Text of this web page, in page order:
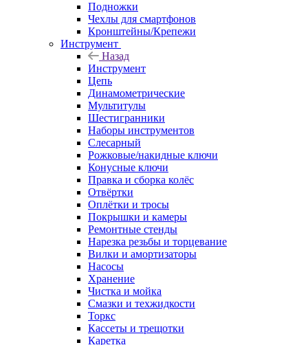
Подножки
Чехлы для смартфонов
Кронштейны/Крепежи
Инструмент
Назад
Инструмент
Цепь
Динамометрические
Мультитулы
Шестигранники
Наборы инструментов
Слесарный
Рожковые/накидные ключи
Конусные ключи
Правка и сборка колёс
Отвёртки
Оплётки и тросы
Покрышки и камеры
Ремонтные стенды
Нарезка резьбы и торцевание
Вилки и амортизаторы
Насосы
Хранение
Чистка и мойка
Смазки и техжидкости
Торкс
Кассеты и трещотки
Каретка